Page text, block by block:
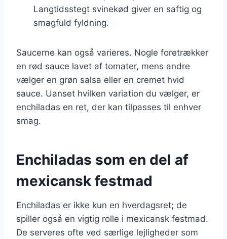
Langtidsstegt svinekød giver en saftig og
smagfuld fyldning.
Saucerne kan også varieres. Nogle foretrækker
en rød sauce lavet af tomater, mens andre
vælger en grøn salsa eller en cremet hvid
sauce. Uanset hvilken variation du vælger, er
enchiladas en ret, der kan tilpasses til enhver
smag.
Enchiladas som en del af
mexicansk festmad
Enchiladas er ikke kun en hverdagsret; de
spiller også en vigtig rolle i mexicansk festmad.
De serveres ofte ved særlige lejligheder som